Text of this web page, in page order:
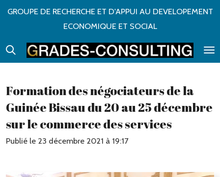
Passer
contenu
principal
GROUPE DE RECHERCHE ET D'APPUI AU DEVELOPEMENT
ECONOMIQUE ET SOCIAL
Formation des négociateurs de la
Guinée Bissau du 20 au 25 décembre
sur le commerce des services
Publié le 23 décembre 2021 à 19:17